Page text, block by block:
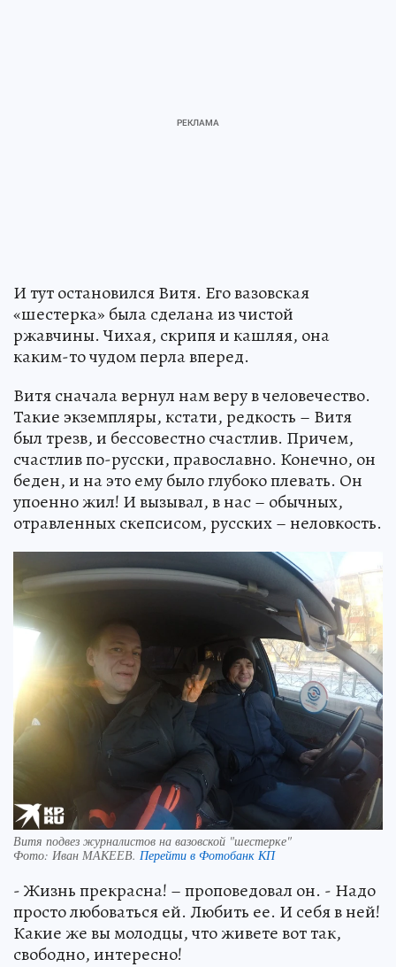
И тут остановился Витя. Его вазовская
«шестерка» была сделана из чистой
ржавчины. Чихая, скрипя и кашляя, она
каким-то чудом перла вперед.
Витя сначала вернул нам веру в человечество.
Такие экземпляры, кстати, редкость – Витя
был трезв, и бессовестно счастлив. Причем,
счастлив по-русски, православно. Конечно, он
беден, и на это ему было глубоко плевать. Он
упоенно жил! И вызывал, в нас – обычных,
отравленных скепсисом, русских – неловкость.
Витя подвез журналистов на вазовской "шестерке"
Фото: Иван МАКЕЕВ. Перейти в Фотобанк КП
- Жизнь прекрасна! – проповедовал он. - Надо
просто любоваться ей. Любить ее. И себя в ней!
Какие же вы молодцы, что живете вот так,
свободно, интересно!